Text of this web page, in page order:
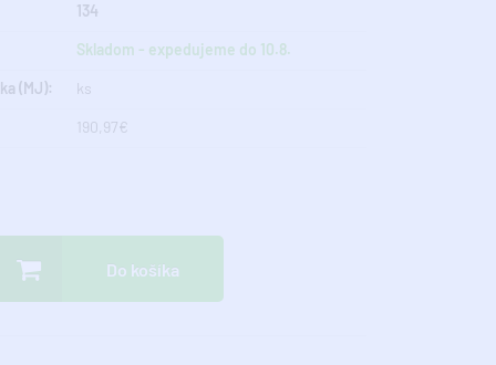
134
Skladom - expedujeme do 10.8.
(MJ): ks
190,97€
Do košíka